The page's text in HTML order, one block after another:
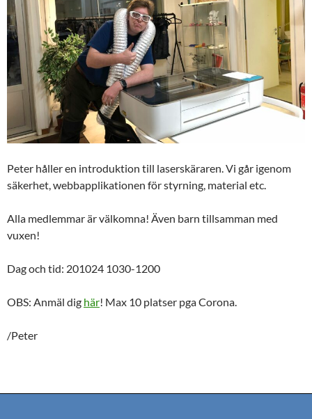
Peter håller en introduktion till laserskäraren. Vi går igenom
säkerhet, webbapplikationen för styrning, material etc.
Alla medlemmar är välkomna! Även barn tillsamman med
vuxen!
Dag och tid: 201024 1030-1200
OBS: Anmäl dig här! Max 10 platser pga Corona.
/Peter